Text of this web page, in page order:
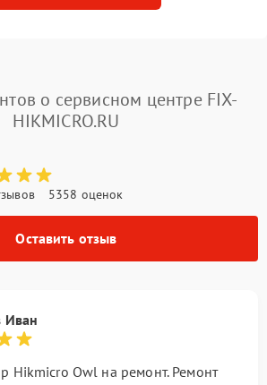
о сервисном центре FIX-
HIKMICRO.RU
5358 оценок
Оставить отзыв
Иван
Hikmicro Owl на ремонт. Ремонт